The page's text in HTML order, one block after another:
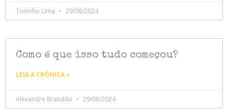
Toninho Lima 29/08/2024
Como é que isso tudo começou?
LEIA A CRÔNICA »
Alexandre Brandão 29/08/2024